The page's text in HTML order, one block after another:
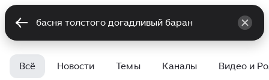
Всё Новости Темы Каналы Видео и